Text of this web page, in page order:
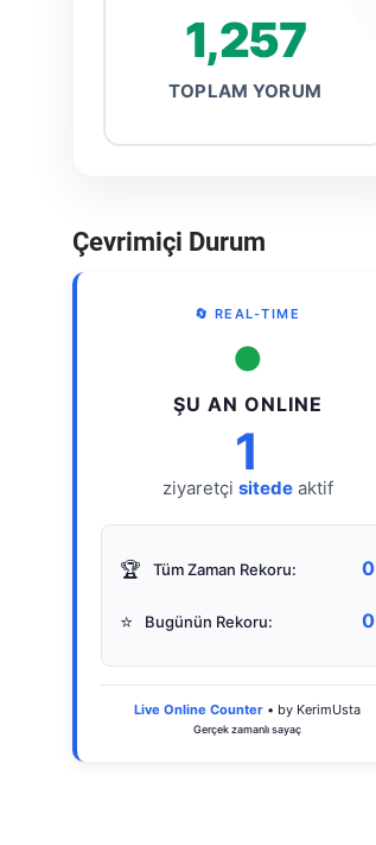
1,257
TOPLAM YORUM
Çevrimiçi Durum
🔄 REAL-TIME
●
ŞU AN ONLINE
1
ziyaretçi sitedeaktif
🏆 Tüm Zaman Rekoru: 0
⭐ Bugünün Rekoru: 0
Live Online Counter • by KerimUsta
Gerçek zamanlı sayaç